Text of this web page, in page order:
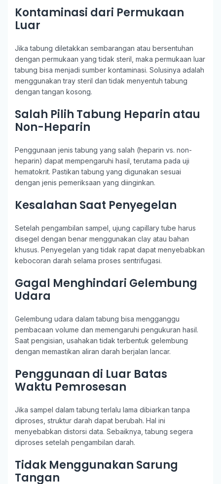
Kontaminasi dari Permukaan
Luar
Jika tabung diletakkan sembarangan atau bersentuhan
dengan permukaan yang tidak steril, maka permukaan luar
tabung bisa menjadi sumber kontaminasi. Solusinya adalah
menggunakan tray steril dan tidak menyentuh tabung
dengan tangan kosong.
Salah Pilih Tabung Heparin atau
Non-Heparin
Penggunaan jenis tabung yang salah (heparin vs. non-
heparin) dapat mempengaruhi hasil, terutama pada uji
hematokrit. Pastikan tabung yang digunakan sesuai
dengan jenis pemeriksaan yang diinginkan.
Kesalahan Saat Penyegelan
Setelah pengambilan sampel, ujung capillary tube harus
disegel dengan benar menggunakan clay atau bahan
khusus. Penyegelan yang tidak rapat dapat menyebabkan
kebocoran darah selama proses sentrifugasi.
Gagal Menghindari Gelembung
Udara
Gelembung udara dalam tabung bisa mengganggu
pembacaan volume dan memengaruhi pengukuran hasil.
Saat pengisian, usahakan tidak terbentuk gelembung
dengan memastikan aliran darah berjalan lancar.
Penggunaan di Luar Batas
Waktu Pemrosesan
Jika sampel dalam tabung terlalu lama dibiarkan tanpa
diproses, struktur darah dapat berubah. Hal ini
menyebabkan distorsi data. Sebaiknya, tabung segera
diproses setelah pengambilan darah.
Tidak Menggunakan Sarung
Tangan